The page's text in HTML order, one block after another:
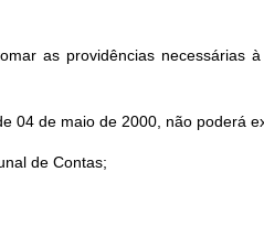
as providências
04 de maio de 2000, não poderá
de Contas;